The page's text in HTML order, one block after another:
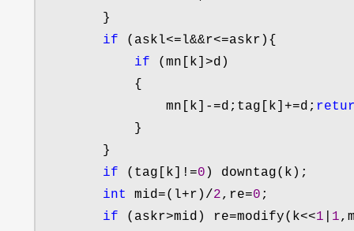
        }
if (askl<=l&&r<=askr){
if (mn[k]>d)
            {
                mn[k]
-=d;tag[k]+=d;
            }
        }
if (tag[k]!=0 ) downtag(k);
int
mid=(l+r)/2,re=0 ;
if (askr>mid) re=modify(k<<1 1